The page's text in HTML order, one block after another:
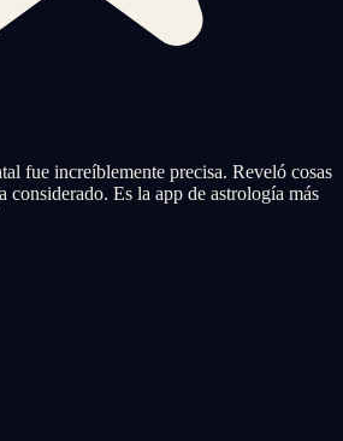
fue increíblemente precisa. Reveló cosas
considerado. Es la app de astrología más